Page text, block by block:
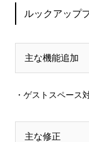
ルックアップ
主な機能追加
・ゲストスペース
主な修正